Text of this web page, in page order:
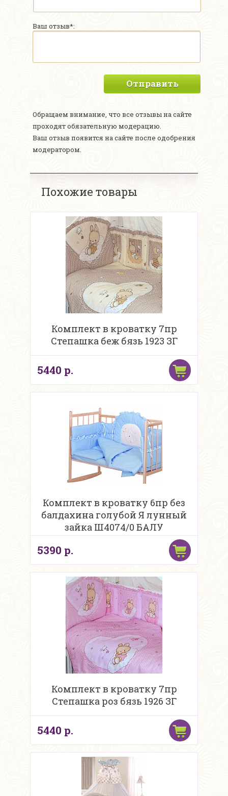
Ваш отзыв*:
Отправить
Обращаем внимание, что все отзывы на сайте
проходят обязательную модерацию.
Ваш отзыв появится на сайте после одобрения
модератором.
Похожие товары
Комплект в кроватку 7пр
Степашка беж бязь 1923 ЗГ
5440 р.
Комплект в кроватку 6пр без
балдахина голубой Я лунный
зайка Ш4074/0 БАЛУ
5390 р.
Комплект в кроватку 7пр
Степашка роз бязь 1926 ЗГ
5440 р.